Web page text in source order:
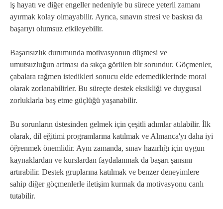
iş hayatı ve diğer engeller nedeniyle bu sürece yeterli zamanı
ayırmak kolay olmayabilir. Ayrıca, sınavın stresi ve baskısı da
başarıyı olumsuz etkileyebilir.
Başarısızlık durumunda motivasyonun düşmesi ve
umutsuzluğun artması da sıkça görülen bir sorundur. Göçmenler,
çabalara rağmen istedikleri sonucu elde edemediklerinde moral
olarak zorlanabilirler. Bu süreçte destek eksikliği ve duygusal
zorluklarla baş etme güçlüğü yaşanabilir.
Bu sorunların üstesinden gelmek için çeşitli adımlar atılabilir. İlk
olarak, dil eğitimi programlarına katılmak ve Almanca'yı daha iyi
öğrenmek önemlidir. Aynı zamanda, sınav hazırlığı için uygun
kaynaklardan ve kurslardan faydalanmak da başarı şansını
artırabilir. Destek gruplarına katılmak ve benzer deneyimlere
sahip diğer göçmenlerle iletişim kurmak da motivasyonu canlı
tutabilir.